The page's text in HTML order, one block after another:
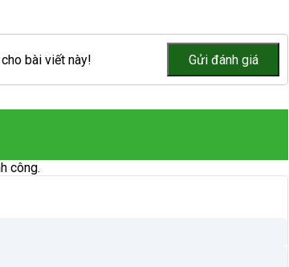
bài viết này!
công.